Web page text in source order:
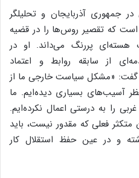
جمهوری آذربایجان و تحلیلگر
است که تقصیر روس‌ها را در قضیه
هسته‌ای پررنگ می‌داند. او در
از سابقه روابط و اعتماد
گفت: «مشکل سیاست خارجی ما از
آسیب‌های بسیاری دیده‌ایم. ما
را به درستی اعمال نکرده‌ایم.
فعلی که مقدور نیست، باید
و در عین حفظ استقلال کار